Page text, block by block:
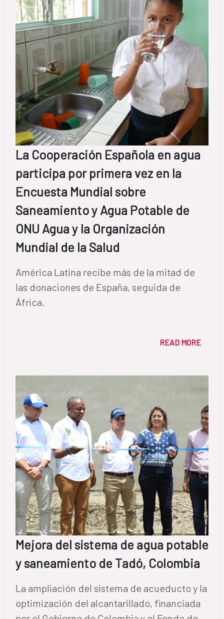
La Cooperación Española en agua
participa por primera vez en la
Encuesta Mundial sobre
Saneamiento y Agua Potable de
ONU Agua y la Organización
Mundial de la Salud
América Latina recibe más de la mitad de
las donaciones de España, seguida de
África.
READ MORE
Mejora del sistema de agua potable
y saneamiento de Tadó, Colombia
La ampliación del sistema de acueducto y la
optimización del alcantarillado, financiada